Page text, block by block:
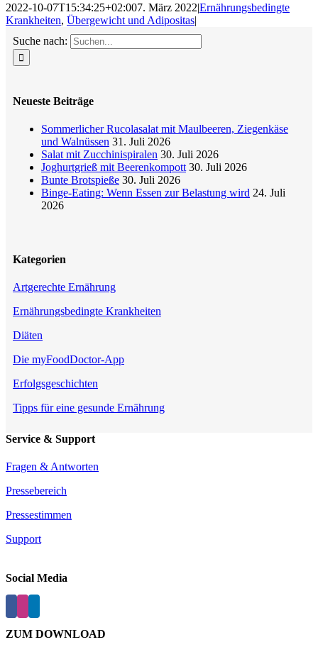
2022-10-07T15:34:25+02:007. März 2022|Ernährungsbedingte
Krankheiten, Übergewicht und Adipositas|
Suche nach:
Neueste Beiträge
Sommerlicher Rucolasalat mit Maulbeeren, Ziegenkäse
und Walnüssen 31. Juli 2026
Salat mit Zucchinispiralen 30. Juli 2026
Joghurtgrieß mit Beerenkompott 30. Juli 2026
Bunte Brotspieße 30. Juli 2026
Binge-Eating: Wenn Essen zur Belastung wird 24. Juli
2026
Kategorien
Artgerechte Ernährung
Ernährungsbedingte Krankheiten
Diäten
Die myFoodDoctor-App
Erfolgsgeschichten
Tipps für eine gesunde Ernährung
Service & Support
Fragen & Antworten
Pressebereich
Pressestimmen
Support
Social Media
ZUM DOWNLOAD